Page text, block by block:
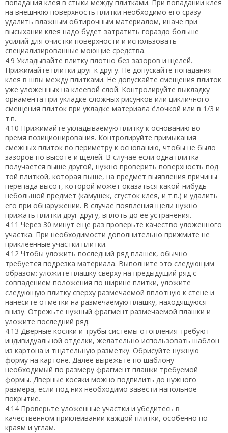
попадания клея в стыки между плитками. При попадании клея
на внешнюю поверхность плитки необходимо его сразу
удалить влажным обтирочным материалом, иначе при
высыхании клея надо будет затратить гораздо больше
усилий для очистки поверхности и использовать
специализированные моющие средства.
4.9 Укладывайте плитку плотно без зазоров и щелей.
Прижимайте плитки друг к другу. Не допускайте попадания
клея в швы между плитками. Не допускайте смещения плиток
уже уложенных на клеевой слой. Контролируйте выкладку
орнамента при укладке сложных рисунков или цикличного
смещения плиток при укладке материала ёлочкой или в 1/3 и
т.п.
4.10 Прижимайте укладываемую плитку к основанию во
время позиционирования. Контролируйте примыкания
смежных плиток по периметру к основанию, чтобы не было
зазоров по высоте и щелей. В случае если одна плитка
получается выше другой, нужно проверить поверхность под
той плиткой, которая выше, на предмет выявления причины
перепада высот, которой может оказаться какой-нибудь
небольшой предмет (камушек, сгусток клея, и т.п.) и удалить
его при обнаружении. В случае появления щели нужно
прижать плитки друг другу, вплоть до её устранения.
4.11 Через 30 минут еще раз проверьте качество уложенного
участка. При необходимости дополнительно прижмите не
приклеенные участки плитки.
4.12 Чтобы уложить последний ряд плашек, обычно
требуется подрезка материала. Выполните это следующим
образом: уложите плашку сверху на предыдущий ряд с
совпадением положения по ширине плитки, уложите
следующую плитку сверху размечаемой вплотную к стене и
нанесите отметки на размечаемую плашку, находящуюся
внизу. Отрежьте нужный фрагмент размечаемой плашки и
уложите последний ряд.
4.13 Дверные косяки и трубы системы отопления требуют
индивидуальной отделки, желательно использовать шаблон
из картона и тщательную разметку. Обрисуйте нужную
форму на картоне. Далее вырежьте по шаблону
необходимый по размеру фрагмент плашки требуемой
формы. Дверные косяки можно подпилить до нужного
размера, если под них необходимо завести напольное
покрытие.
4.14 Проверьте уложенные участки и убедитесь в
качественном приклеивании каждой плитки, особенно по
краям и углам.